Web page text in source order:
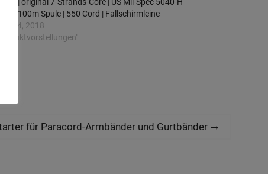
III | 100m Spule | 550 Cord | Fallschirmleine
4, 2018
für Paracord-Armbänder und Gurtbänder